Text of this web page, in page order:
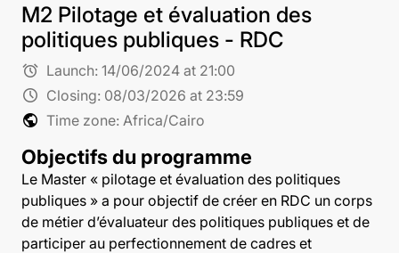
M2 Pilotage et évaluation des
politiques publiques - RDC
alarm Launch: 14/06/2024 at 21:00
schedule Closing: 08/03/2026 at 23:59
public Time zone: Africa/Cairo
Objectifs du programme
Le Master « pilotage et évaluation des politiques
publiques » a pour objectif de créer en RDC un corps
de métier d’évaluateur des politiques publiques et de
participer au perfectionnement de cadres et